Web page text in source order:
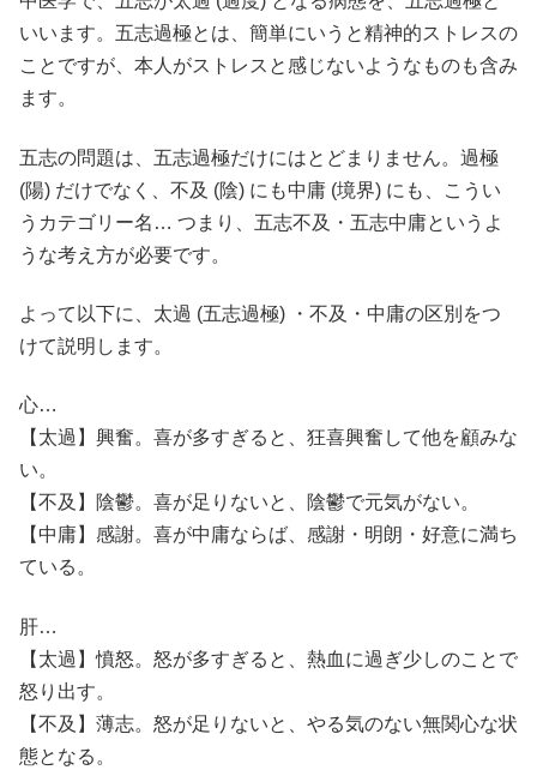
いいます。五志過極とは、簡単にいうと精神的ストレスの
ことですが、本人がストレスと感じないようなものも含み
ます。
五志の問題は、五志過極だけにはとどまりません。過極
(陽) だけでなく、不及 (陰) にも中庸 (境界) にも、こうい
うカテゴリー名… つまり、五志不及・五志中庸というよ
うな考え方が必要です。
よって以下に、太過 (五志過極) ・不及・中庸の区別をつ
けて説明します。
心…
【太過】興奮。喜が多すぎると、狂喜興奮して他を顧みな
い。
【不及】陰鬱。喜が足りないと、陰鬱で元気がない。
【中庸】感謝。喜が中庸ならば、感謝・明朗・好意に満ち
ている。
肝…
【太過】憤怒。怒が多すぎると、熱血に過ぎ少しのことで
怒り出す。
【不及】薄志。怒が足りないと、やる気のない無関心な状
態となる。